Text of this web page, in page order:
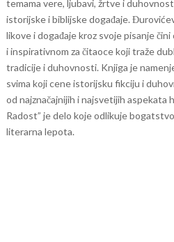
temama vere, ljubavi, žrtve i
istorijske i biblijske događaje.
likove i događaje kroz svoje pisanje
i inspirativnom za čitaoce koji traže
tradicije i duhovnosti. Knjiga je
svima koji cene istorijsku fikciju i
od najznačajnijih i najsvetijih aspekata
Radost” je delo koje odlikuje
literarna lepota.